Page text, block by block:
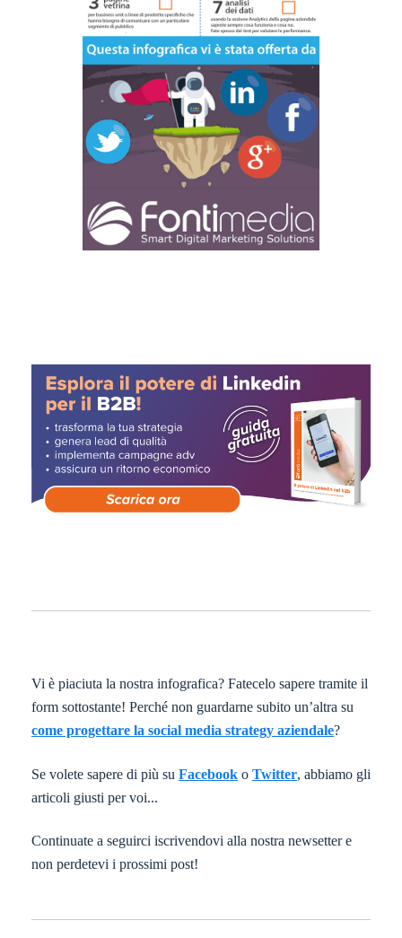
Vi è piaciuta la nostra infografica? Fatecelo sapere tramite il
form sottostante! Perché non guardarne subito un’altra su
come progettare la social media strategy aziendale?
Se volete sapere di più su Facebook o Twitter, abbiamo gli
articoli giusti per voi...
Continuate a seguirci iscrivendovi alla nostra newsetter e
non perdetevi i prossimi post!